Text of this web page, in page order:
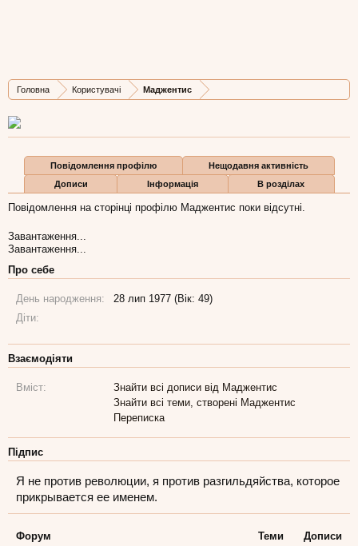
Головна Користувачі Маджентис
Дописів
11.789
Карма
0
Бали
0
Повідомлення профілю
Нещодавня активність
Дописи
Інформація В розділах
Повідомлення на сторінці профілю Маджентис поки відсутні.
Завантаження...
Завантаження...
Про себе
День народження:
28 лип 1977 (Вік: 49)
Діти:
Взаємодіяти
Вміст:
Знайти всі дописи від Маджентис
Знайти всі теми, створені Маджентис
Переписка
Підпис
Я не против революции, я против разгильдяйства, которое
прикрывается ее именем.
Форум Теми
Дописи